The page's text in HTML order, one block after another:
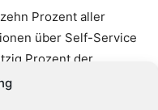
Prozent aller
über Self-Service
Prozent der
sind“, sagt
International &